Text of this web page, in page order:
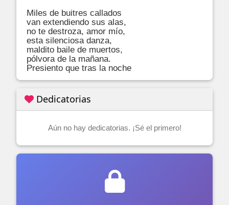
Miles de buitres callados
van extendiendo sus alas,
no te destroza, amor mío,
esta silenciosa danza,
maldito baile de muertos,
pólvora de la mañana.
Presiento que tras la noche
Dedicatorias
Aún no hay dedicatorias. ¡Sé el primero!